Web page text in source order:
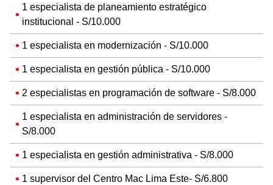
1 especialista de planeamiento estratégico
institucional - S/10.000
1 especialista en modernización - S/10.000
1 especialista en gestión pública - S/10.000
2 especialistas en programación de software - S/8.000
1 especialista en administración de servidores -
S/8.000
1 especialista en gestión administrativa - S/8.000
1 supervisor del Centro Mac Lima Este- S/6.800